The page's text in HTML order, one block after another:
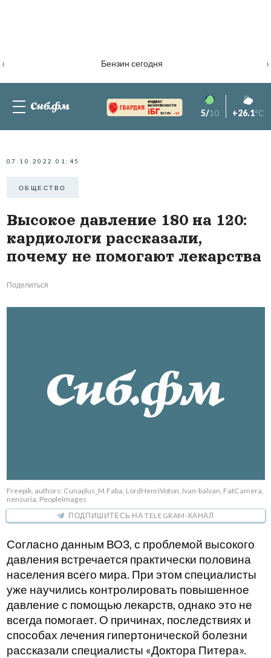
Бензин сегодня
‹ ›
82.76% -1.2 5/10 +26.1°C
07.10.2022 01:45
ОБЩЕСТВО
Высокое давление 180 на 120:
кардиологи рассказали,
почему не помогают лекарства
Поделиться
Freepik, authors: Cunaplus_M.Faba, LordHenriVoton, Ivan-balvan, FatCamera,
nensuria, PeopleImages
ПОДПИШИТЕСЬ НА TELEGRAM-КАНАЛ
Согласно данным ВОЗ, с проблемой высокого
давления встречается практически половина
населения всего мира. При этом специалисты
уже научились контролировать повышенное
давление с помощью лекарств, однако это не
всегда помогает. О причинах, последствиях и
способах лечения гипертонической болезни
рассказали специалисты «Доктора Питера».